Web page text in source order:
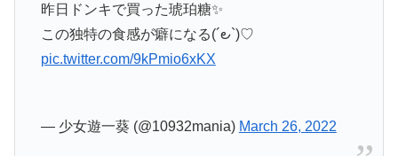
昨日ドンキで買った琥珀糖✨
この独特の食感が癖になる(´౿`)♡
pic.twitter.com/9kPmio6xKX
— 少女遊一葵 (@10932mania) March 26, 2022